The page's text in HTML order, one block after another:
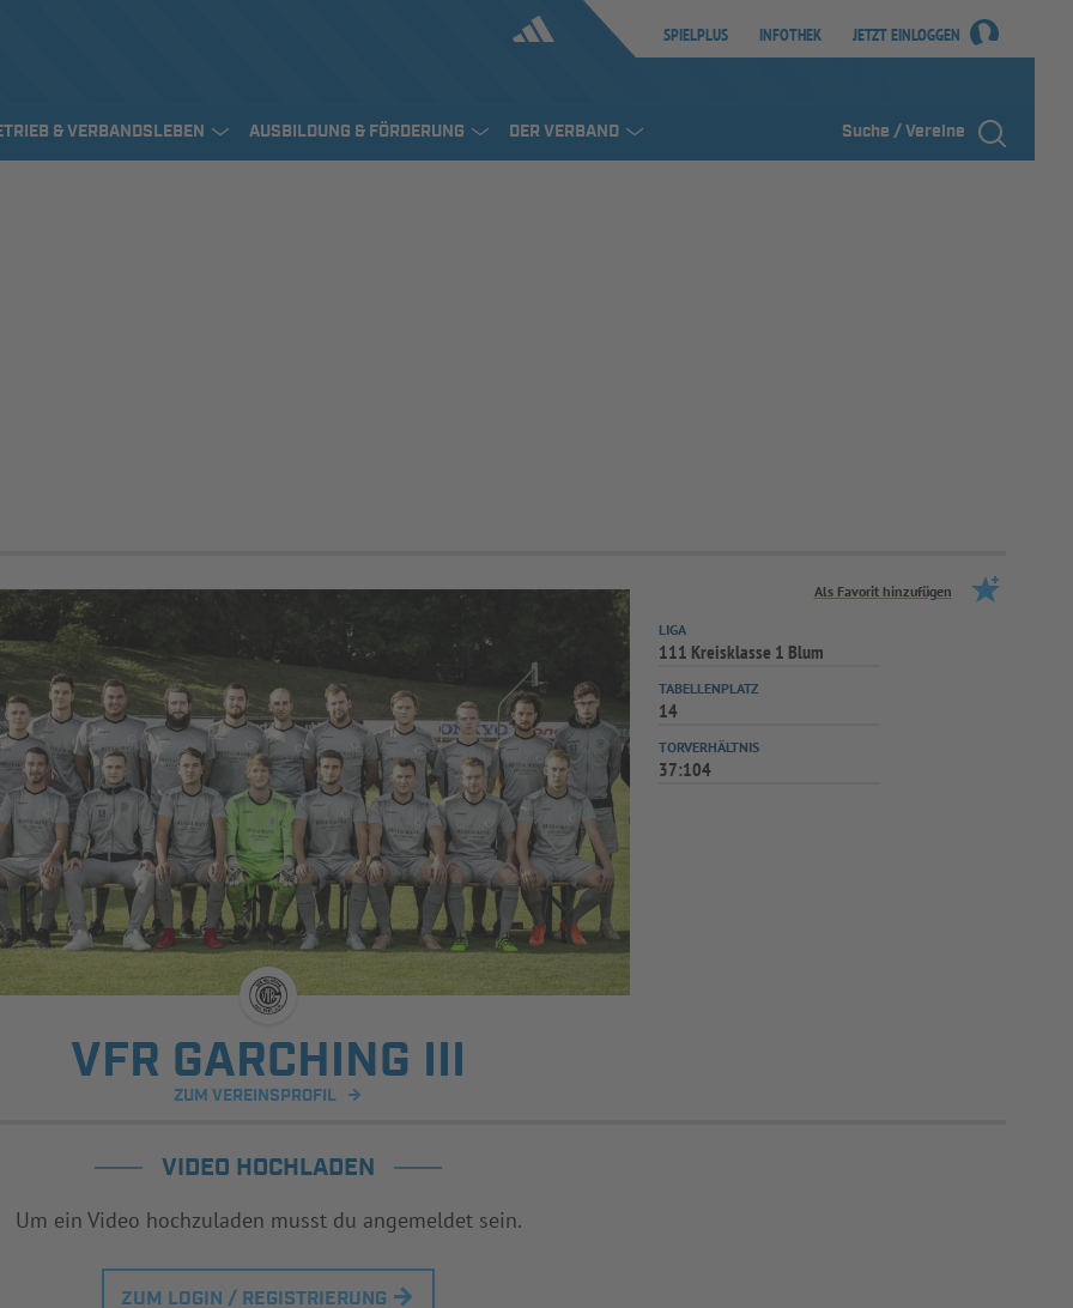
SPIELPLUS INFOTHEK JETZT EINLOGGEN
& VERBANDSLEBEN AUSBILDUNG & FÖRDERUNG DER VERBAND Suche / Vereine
Als Favorit hinzufügen
VFR GARCHING III
ZUM VEREINSPROFIL
LIGA
111 Kreisklasse 1 Blum
TABELLENPLATZ
14
TORVERHÄLTNIS
37:104
VIDEO HOCHLADEN
Um ein Video hochzuladen musst du angemeldet sein.
ZUM LOGIN / REGISTRIERUNG